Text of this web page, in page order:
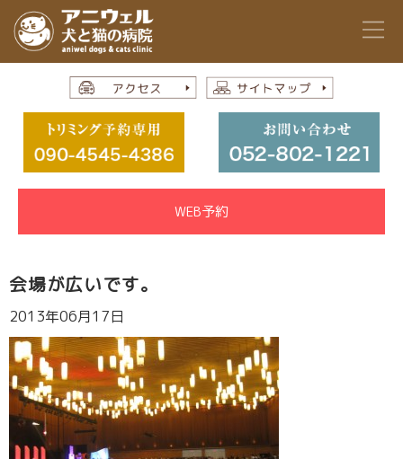
WEB予約
会場が広いです。
2013年06月17日